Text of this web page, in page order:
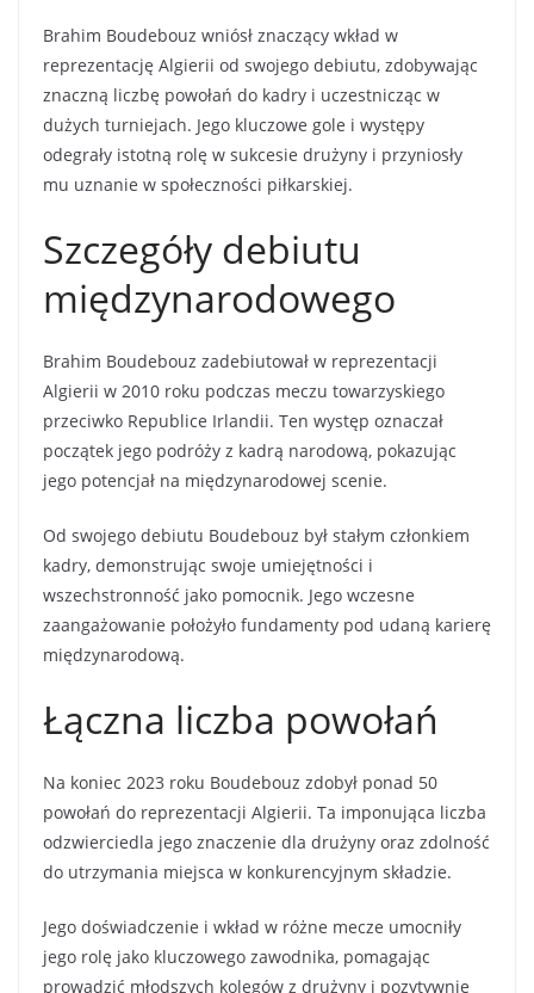
Brahim Boudebouz wniósł znaczący wkład w
reprezentację Algierii od swojego debiutu, zdobywając
znaczną liczbę powołań do kadry i uczestnicząc w
dużych turniejach. Jego kluczowe gole i występy
odegrały istotną rolę w sukcesie drużyny i przyniosły
mu uznanie w społeczności piłkarskiej.
Szczegóły debiutu
międzynarodowego
Brahim Boudebouz zadebiutował w reprezentacji
Algierii w 2010 roku podczas meczu towarzyskiego
przeciwko Republice Irlandii. Ten występ oznaczał
początek jego podróży z kadrą narodową, pokazując
jego potencjał na międzynarodowej scenie.
Od swojego debiutu Boudebouz był stałym członkiem
kadry, demonstrując swoje umiejętności i
wszechstronność jako pomocnik. Jego wczesne
zaangażowanie położyło fundamenty pod udaną karierę
międzynarodową.
Łączna liczba powołań
Na koniec 2023 roku Boudebouz zdobył ponad 50
powołań do reprezentacji Algierii. Ta imponująca liczba
odzwierciedla jego znaczenie dla drużyny oraz zdolność
do utrzymania miejsca w konkurencyjnym składzie.
Jego doświadczenie i wkład w różne mecze umocniły
jego rolę jako kluczowego zawodnika, pomagając
prowadzić młodszych kolegów z drużyny i pozytywnie